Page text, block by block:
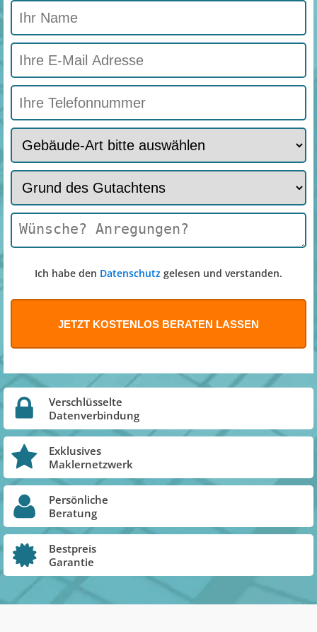
Ich habe den Datenschutz gelesen und verstanden.
Verschlüsselte
Datenverbindung
Exklusives
Maklernetzwerk
Persönliche
Beratung
Bestpreis
Garantie